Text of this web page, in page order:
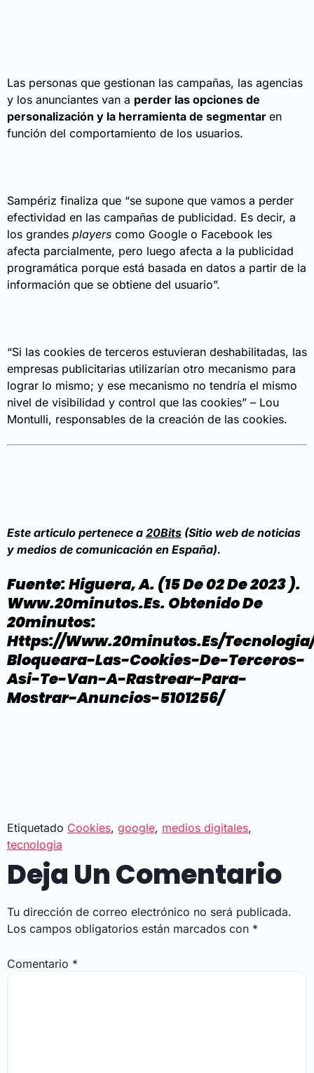
Las personas que gestionan las campañas, las agencias
y los anunciantes van a perder las opciones de
personalización y la herramienta de segmentar en
función del comportamiento de los usuarios.
Sampériz finaliza que “se supone que vamos a perder
efectividad en las campañas de publicidad. Es decir, a
los grandes players como Google o Facebook les
afecta parcialmente, pero luego afecta a la publicidad
programática porque está basada en datos a partir de la
información que se obtiene del usuario”.
“Si las cookies de terceros estuvieran deshabilitadas, las
empresas publicitarias utilizarían otro mecanismo para
lograr lo mismo; y ese mecanismo no tendría el mismo
nivel de visibilidad y control que las cookies” – Lou
Montulli, responsables de la creación de las cookies.
Este articulo pertenece a 20Bits (Sitio web de noticias
y medios de comunicación en España).
Fuente: Higuera, A. (15 De 02 De 2023 ).
Www.20minutos.es. Obtenido De
20minutos:
Https://www.20minutos.es/
Bloqueara-Las-Cookies-De-Terceros-
Asi-Te-Van-A-Rastrear-Para-
Mostrar-Anuncios-5101256/
Etiquetado Cookies, google, medios digitales,
tecnologia
Deja Un Comentario
Tu dirección de correo electrónico no será publicada.
Los campos obligatorios están marcados con *
Comentario *